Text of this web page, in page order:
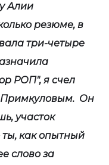
Алии
резюме, в
три-четыре
РОП", я счел
Примкуловым. Он
участок
ты, как опытный
слово за